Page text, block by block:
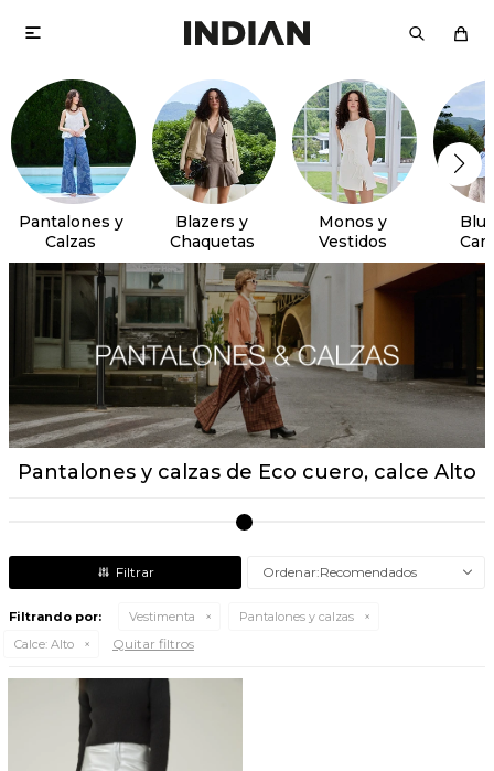

Pantalones y
Calzas
Blazers y
Chaquetas
Monos y
Vestidos
Pantalones y calzas de Eco cuero, calce Alto
Recomendados
Filtrando por: Vestimenta
Pantalones y calzas
Calce: Alto Quitar filtros